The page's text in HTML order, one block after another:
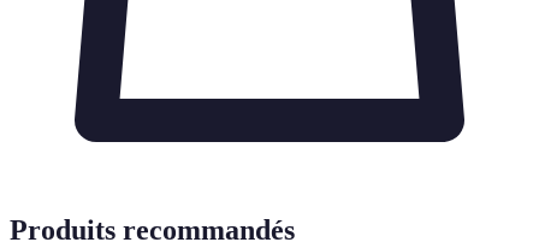
Produits recommandés